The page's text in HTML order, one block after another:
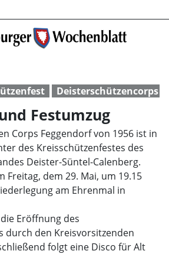
Live-Musik und
Deisterschützencorps
Festumzug
Corps Feggendorf von 1956 ist in
des Kreisschützenfestes des
Deister-Süntel-Calenberg.
Freitag, dem 29. Mai, um 19.15
am Ehrenmal in
Eröffnung des
durch den Kreisvorsitzenden
folgt eine Disco für Alt